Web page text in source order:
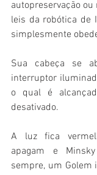
autopreservação
leis da robótica de
simplesmente
Sua cabeça se
interruptor
o qual é
desativado.
A luz fica
apagam e
sempre, um Golem